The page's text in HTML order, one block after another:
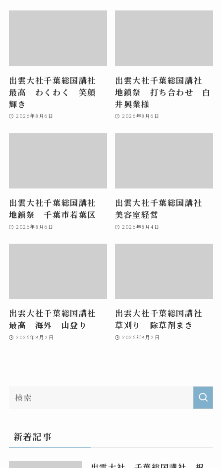
出雲大社千葉総国講社
最高 わくわく 笑顔
輝き
2026年8月6日
出雲大社千葉総国講社
地鎮祭 打ち合わせ 白
井興業様
2026年8月6日
出雲大社千葉総国講社
地鎮祭 千葉市若葉区
2026年8月6日
出雲大社千葉総国講社
美容室経営
2026年8月4日
出雲大社千葉総国講社
最高 海外 山登り
2026年8月2日
出雲大社千葉総国講社
草刈り 除草剤まき
2026年8月2日
新着記事